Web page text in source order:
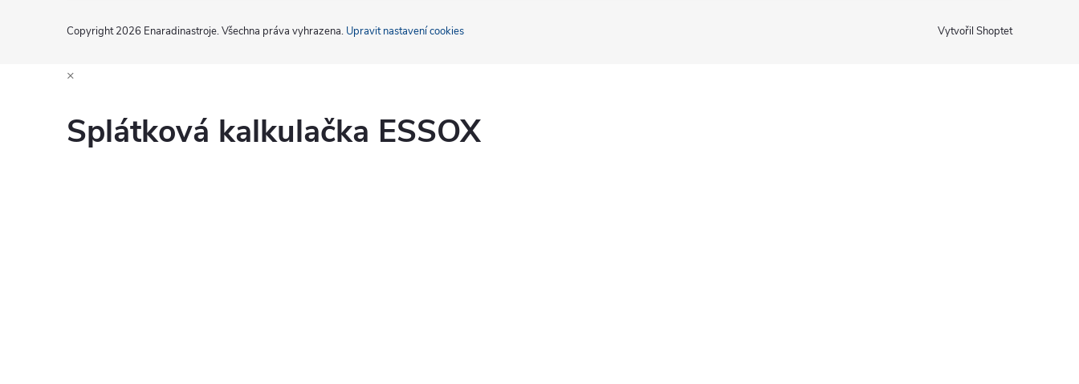
Vytvořil Shoptet
Copyright 2026 Enaradinastroje. Všechna práva vyhrazena. Upravit nastavení cookies
×
Splátková kalkulačka ESSOX